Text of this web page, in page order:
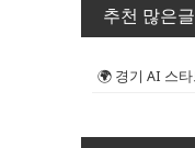
추천 많은글